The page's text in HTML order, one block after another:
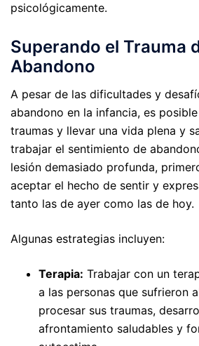
psicológicamente.
Superando el Trauma
Abandono
A pesar de las dificultades y
abandono en la infancia, es
traumas y llevar una vida plena y
trabajar el sentimiento de
lesión demasiado profunda,
aceptar el hecho de sentir y
tanto las de ayer como las de hoy.
Algunas estrategias incluyen:
Terapia: Trabajar con un
a las personas que sufrieron
procesar sus traumas,
afrontamiento saludables y